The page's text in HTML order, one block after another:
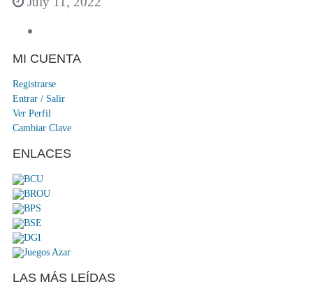
MI CUENTA
Registrarse
Entrar / Salir
Ver Perfil
Cambiar Clave
ENLACES
LAS MÁS LEÍDAS